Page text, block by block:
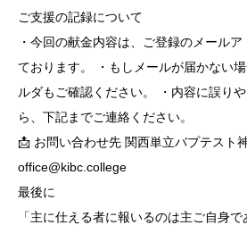
ご支援の記録について
・今回の献金内容は、ご登録のメール
ております。 ・もしメールが届かない
ルダもご確認ください。 ・内容に誤り
ら、下記までご連絡ください。
📩 お問い合わせ先 関西単立バプテスト
office@kibc.college
最後に
「主に仕える者に報いるのは主ご自身で
後援会
同窓会